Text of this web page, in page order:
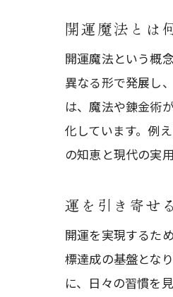
開運魔法とは
開運魔法という概
異なる形で発展し
は、魔法や錬金術
化しています。例
の知恵と現代の実
運を引き寄せ
開運を実現するた
標達成の基盤とな
に、日々の習慣を